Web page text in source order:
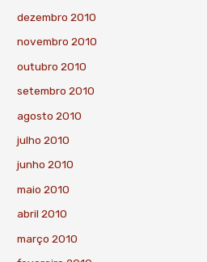
dezembro 2010
novembro 2010
outubro 2010
setembro 2010
agosto 2010
julho 2010
junho 2010
maio 2010
abril 2010
março 2010